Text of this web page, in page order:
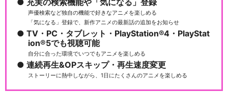
銀河英雄伝説 特別公演 星々の
軌跡
充実の検索機能や「気になる」登録
声優検索など独自の機能で好きなアニメを楽しめる
「気になる」登録で、新作アニメの最新話の追加をお知らせ
TV・PC・タブレット・PlayStation®4・PlayStat
ion®5でも視聴可能
自分に合った環境でいつでもアニメを楽しめる
連続再生&OPスキップ・再生速度変更
ストーリーに熱中しながら、1日にたくさんのアニメを楽しめる